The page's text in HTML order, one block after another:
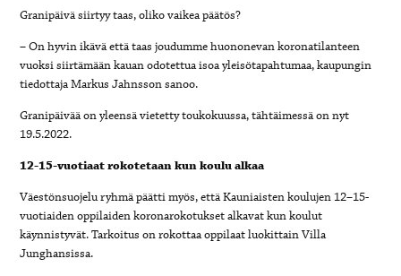
Granipäivä siirtyy taas, oliko vaikea päätös?
– On hyvin ikävä että taas joudumme huononevan koronatilanteen
vuoksi siirtämään kauan odotettua isoa yleisötapahtumaa, kaupungin
tiedottaja Markus Jahnsson sanoo.
Granipäivää on yleensä vietetty toukokuussa, tähtäimessä on nyt
19.5.2022.
12-15-vuotiaat rokotetaan kun koulu alkaa
Väestönsuojelu ryhmä päätti myös, että Kauniaisten koulujen 12–15-
vuotiaiden oppilaiden koronarokotukset alkavat kun koulut
käynnistyvät. Tarkoitus on rokottaa oppilaat luokittain Villa
Junghansissa.